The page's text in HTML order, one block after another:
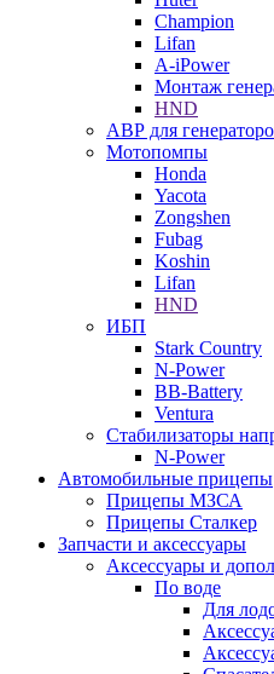
Champion
Lifan
A-iPower
Монтаж
HND
АВР для
Мотопомпы
Honda
Yacota
Zongshen
Fubag
Koshin
Lifan
HND
ИБП
Stark Country
N-Power
BB-Battery
Ventura
Стабилизаторы
N-Power
Автомобильные прицепы
Прицепы МЗСА
Прицепы Сталкер
Запчасти и аксессуары
Аксессуары и
По воде
Для